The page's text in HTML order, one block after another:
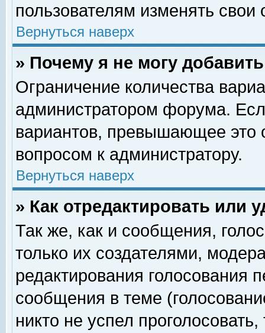
пользователям изменять свои
Вернуться наверх
» Почему я не могу
Ограничение количества
администратором форума.
вариантов, превышающее это
вопросом к администратору.
Вернуться наверх
» Как отредактировать или
Так же, как и сообщения,
только их создателями,
редактирования голосования
сообщения в теме
никто не успел